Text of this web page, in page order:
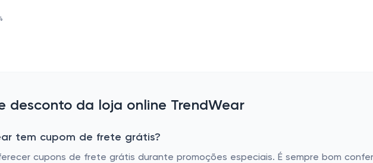
desconto da loja online TrendWear
tem cupom de frete grátis?
cupons de frete grátis durante promoções especiais. É sempre bom